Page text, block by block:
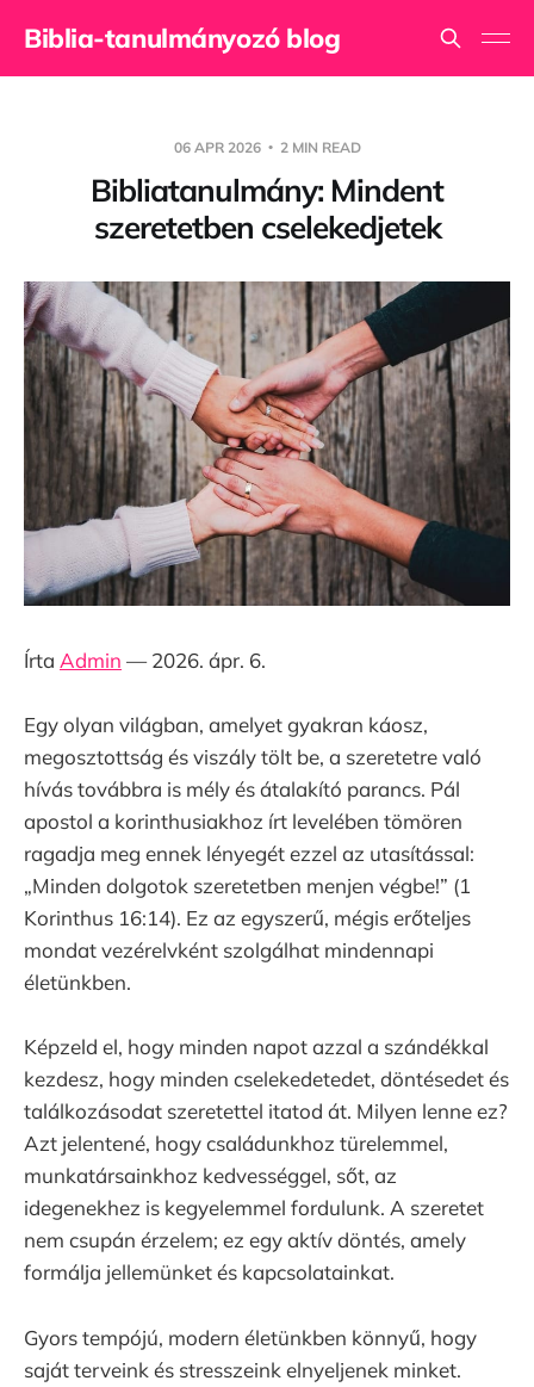
Biblia-tanulmányozó blog
06 APR 2026 2 MIN READ
Bibliatanulmány: Mindent
szeretetben cselekedjetek
Írta Admin — 2026. ápr. 6.
Egy olyan világban, amelyet gyakran káosz,
megosztottság és viszály tölt be, a szeretetre való
hívás továbbra is mély és átalakító parancs. Pál
apostol a korinthusiakhoz írt levelében tömören
ragadja meg ennek lényegét ezzel az utasítással:
„Minden dolgotok szeretetben menjen végbe!” (1
Korinthus 16:14). Ez az egyszerű, mégis erőteljes
mondat vezérelvként szolgálhat mindennapi
életünkben.
Képzeld el, hogy minden napot azzal a szándékkal
kezdesz, hogy minden cselekedetedet, döntésedet és
találkozásodat szeretettel itatod át. Milyen lenne ez?
Azt jelentené, hogy családunkhoz türelemmel,
munkatársainkhoz kedvességgel, sőt, az
idegenekhez is kegyelemmel fordulunk. A szeretet
nem csupán érzelem; ez egy aktív döntés, amely
formálja jellemünket és kapcsolatainkat.
Gyors tempójú, modern életünkben könnyű, hogy
saját terveink és stresszeink elnyeljenek minket.